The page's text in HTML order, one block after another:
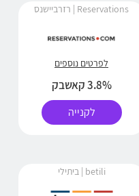
Reservations | רזרביישנס
לפרטים נוספים
3.8% קאשבק
לקנייה
betili | ביתילי